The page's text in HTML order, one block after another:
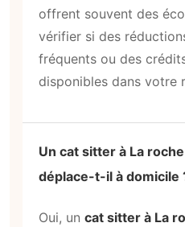
offrent souvent des
vérifier si des
fréquents ou des
disponibles dans votre
Un cat sitter à La
déplace-t-il à domicile
Oui, un cat sitter à La